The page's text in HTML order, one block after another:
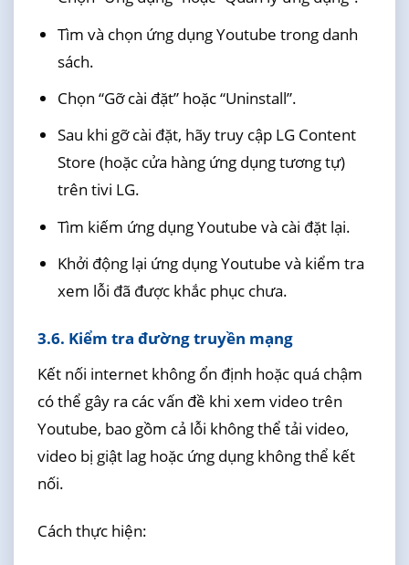
Tìm và chọn ứng dụng Youtube trong danh
sách.
Chọn “Gỡ cài đặt” hoặc “Uninstall”.
Sau khi gỡ cài đặt, hãy truy cập LG Content
Store (hoặc cửa hàng ứng dụng tương tự)
trên tivi LG.
Tìm kiếm ứng dụng Youtube và cài đặt lại.
Khởi động lại ứng dụng Youtube và kiểm tra
xem lỗi đã được khắc phục chưa.
3.6. Kiểm tra đường truyền mạng
Kết nối internet không ổn định hoặc quá chậm
có thể gây ra các vấn đề khi xem video trên
Youtube, bao gồm cả lỗi không thể tải video,
video bị giật lag hoặc ứng dụng không thể kết
nối.
Cách thực hiện: